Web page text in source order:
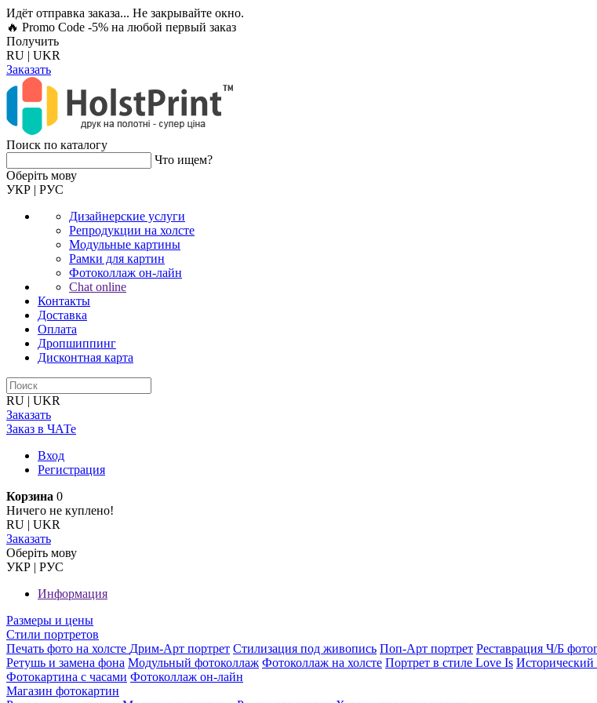
Идёт отправка заказа... Не закрывайте окно.
🔥 Promo Code -5% на любой первый заказ
Получить
RU | UKR
Заказать
Поиск по каталогу
Что ищем?
Оберiть мову
УКР | РУС
Дизайнерские услуги
Репродукции на холсте
Модульные картины
Рамки для картин
Фотоколлаж он-лайн
Chat online
Контакты
Доставка
Оплата
Дропшиппинг
Дисконтная карта
RU | UKR
Заказать
Заказ в ЧАТе
Вход
Регистрация
Корзина 0
Ничего не куплено!
RU | UKR
Заказать
Оберiть мову
УКР | РУС
Информация
Размеры и цены
Стили портретов
Печать фото на холсте Дрим-Арт портрет Стилизация под живопись Поп-Арт портрет Реставрация Ч/Б
Ретушь и замена фона Модульный фотоколлаж Фотоколлаж на холсте Портрет в стиле Love Is Исторический
Фотокартина с часами Фотоколлаж он-лайн
Магазин фотокартин